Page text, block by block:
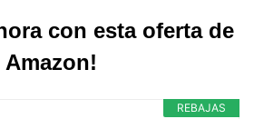
con esta oferta de
Amazon!
REBAJAS